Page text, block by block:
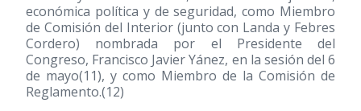
económica política y de seguridad, como Miembro
de Comisión del Interior (junto con Landa y Febres
Cordero) nombrada por el Presidente del
Congreso, Francisco Javier Yánez, en la sesión del 6
de mayo(11), y como Miembro de la Comisión de
Reglamento.(12)